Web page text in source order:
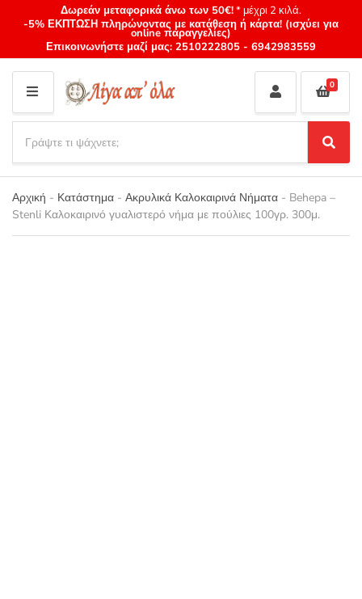
Δωρεάν μεταφορικά άνω των 50€!* μέχρι 2 κιλά.
-5% ΕΚΠΤΩΣΗ πληρώνοντας με κατάθεση ή κάρτα! (ισχύει για
online παραγγελίες)
Επικοινωνήστε μαζί μας: 2510222805 - 6942983559
M
E
N
U
Category
name
a
r
c
h
p
S
e
a
r
0
Αρχική - Κατάστημα - Ακρυλικά Καλοκαιρινά Νήματα - Behepa –
Stenli Καλοκαιρινό γυαλιστερό νήμα με πούλιες 100γρ. 300μ.